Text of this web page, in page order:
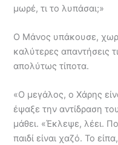
μωρέ, τι το λυπάσαι;»
Ο Μάνος υπάκουσε,
καλύτερες απαντήσεις
απολύτως τίποτα.
«Ο μεγάλος, ο Χάρης
έψαξε την αντίδραση
μάθει. «Έκλεψε, λέει.
παιδί είναι χαζό. Το